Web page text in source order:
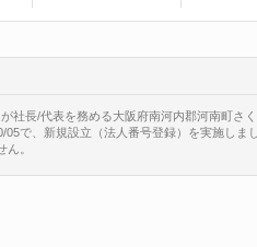
社長/代表を務める大阪府南河内郡河南町さ
で、新規設立（法人番号登録）を実施しまし
。